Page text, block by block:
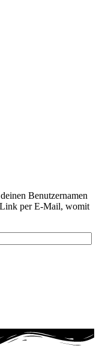
Benutzernamen
per E-Mail, womit